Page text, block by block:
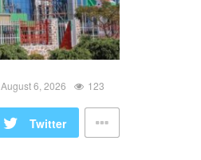
August 6, 2026 123
Twitter